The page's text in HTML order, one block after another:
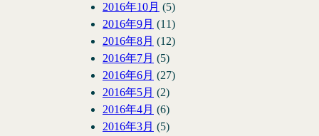
2016年10月 (5)
2016年9月 (11)
2016年8月 (12)
2016年7月 (5)
2016年6月 (27)
2016年5月 (2)
2016年4月 (6)
2016年3月 (5)